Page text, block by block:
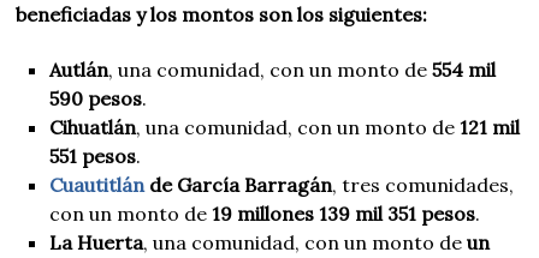
beneficiadas y los montos son los siguientes:
Autlán, una comunidad, con un monto de554 mil
590 pesos.
Cihuatlán, una comunidad, con un monto de121 mil
551 pesos.
Cuautitlánde García Barragán, tres comunidades,
con un monto de19 millones 139 mil 351 pesos.
La Huerta, una comunidad, con un monto deun